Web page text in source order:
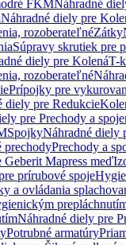
FKMNáhradné
Náhradné diely pre
rozoberateľnéZátky
Súpravy skrutiek pre
diely pre KolenáT-
rozoberateľné
Prípojky pre
diely pre Redukcie
pre Prechody a
SpojkyNáhradné diely
prechodyPrechody a
Geberit Mapress meď
prírubové spoje
a ovládania
Náhradné diely pre
Potrubné armatúry